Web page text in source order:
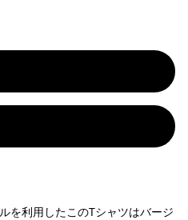
を利用したこのTシャツはバージ